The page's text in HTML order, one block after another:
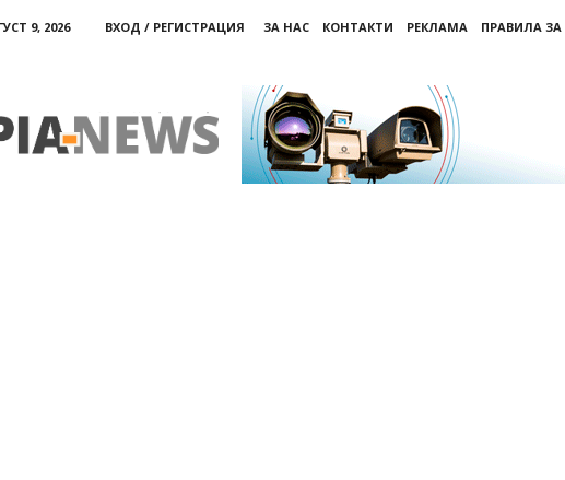
9, 2026 ВХОД / РЕГИСТРАЦИЯ ЗА НАС КОНТАКТИ РЕКЛАМА ПРАВИЛА ЗА